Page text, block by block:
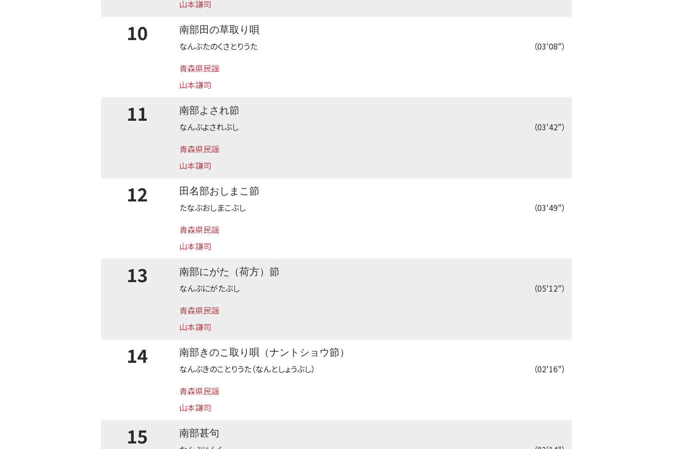
山本謙司
10
南部田の草取り唄
（03'08"）
なんぶたのくさとりうた
青森県民謡
山本謙司
11
南部よされ節
（03'42"）
なんぶよされぶし
青森県民謡
山本謙司
12
田名部おしまこ節
（03'49"）
たなぶおしまこぶし
青森県民謡
山本謙司
13
南部にがた（荷方）節
（05'12"）
なんぶにがたぶし
青森県民謡
山本謙司
14
南部きのこ取り唄（ナントショウ節）
（02'16"）
なんぶきのことりうた（なんとしょうぶし）
青森県民謡
山本謙司
15
南部甚句